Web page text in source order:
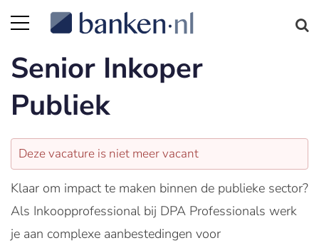
Senior Inkoper
Publiek
Deze vacature is niet meer vacant
Klaar om impact te maken binnen de publieke sector?
Als Inkoopprofessional bij DPA Professionals werk
je aan complexe aanbestedingen voor